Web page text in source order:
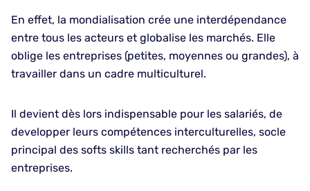
En effet, la mondialisation crée une interdépendance
entre tous les acteurs et globalise les marchés. Elle
oblige les entreprises (petites, moyennes ou grandes), à
travailler dans un cadre multiculturel.
Il devient dès lors indispensable pour les salariés, de
developper leurs compétences interculturelles, socle
principal des softs skills tant recherchés par les
entreprises.